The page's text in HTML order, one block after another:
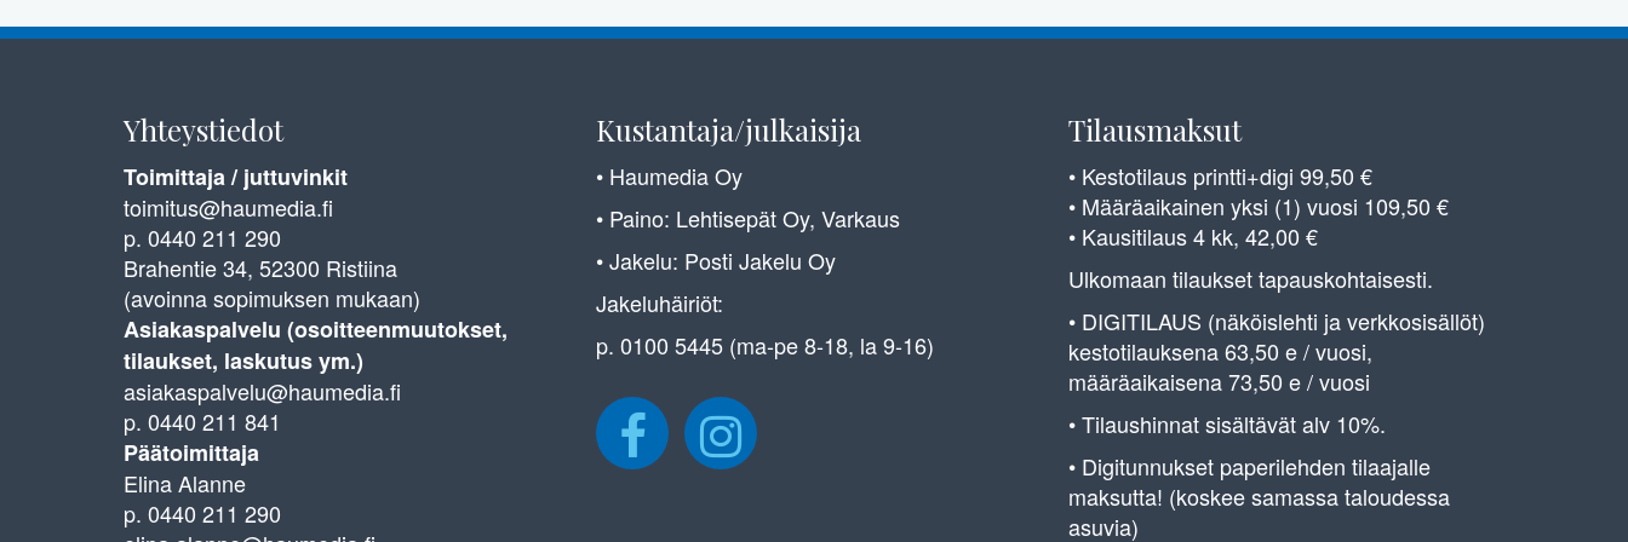
Yhteystiedot
Toimittaja / juttuvinkit
toimitus@haumedia.fi
p. 0440 211 290
Brahentie 34, 52300 Ristiina
(avoinna sopimuksen mukaan)
Asiakaspalvelu (osoitteenmuutokset,
tilaukset, laskutus ym.)
asiakaspalvelu@haumedia.fi
p. 0440 211 841
Päätoimittaja
Elina Alanne
p. 0440 211 290
Kustantaja/julkaisija
• Haumedia Oy
• Paino: Lehtisepät Oy, Varkaus
• Jakelu: Posti Jakelu Oy
Jakeluhäiriöt:
p. 0100 5445 (ma-pe 8-18, la 9-16)
Tilausmaksut
• Kestotilaus printti+digi 99,50 €
• Määräaikainen yksi (1) vuosi 109,50 €
• Kausitilaus 4 kk, 42,00 €
Ulkomaan tilaukset tapauskohtaisesti.
• DIGITILAUS (näköislehti ja verkkosisällöt)
kestotilauksena 63,50 e / vuosi,
määräaikaisena 73,50 e / vuosi
• Tilaushinnat sisältävät alv 10%.
• Digitunnukset paperilehden tilaajalle
maksutta! (koskee samassa taloudessa
asuvia)